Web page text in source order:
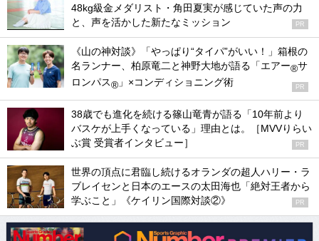
48kg級金メダリスト・角田夏実が感じていた声の力
と、声を活かした新たなミッション
PR
《山の神対談》「やっぱり“タイパ”がいい！」箱根の
名ランナー、柏原竜二と神野大地が語る「エアー®サ
ロンパス® 」×コンディショニング術 PR
38歳でも進化を続ける篠山竜青が語る「10年前より
バスケが上手くなっている」理由とは。［MVVりらい
ぶ賞 受賞者インタビュー］
PR
世界の頂点に君臨し続けるオランダの超人ハリー・ラ
ブレイセンと日本のエースの太田海也「絶対王者から
学ぶこと」《ケイリン国際対談②》
PR